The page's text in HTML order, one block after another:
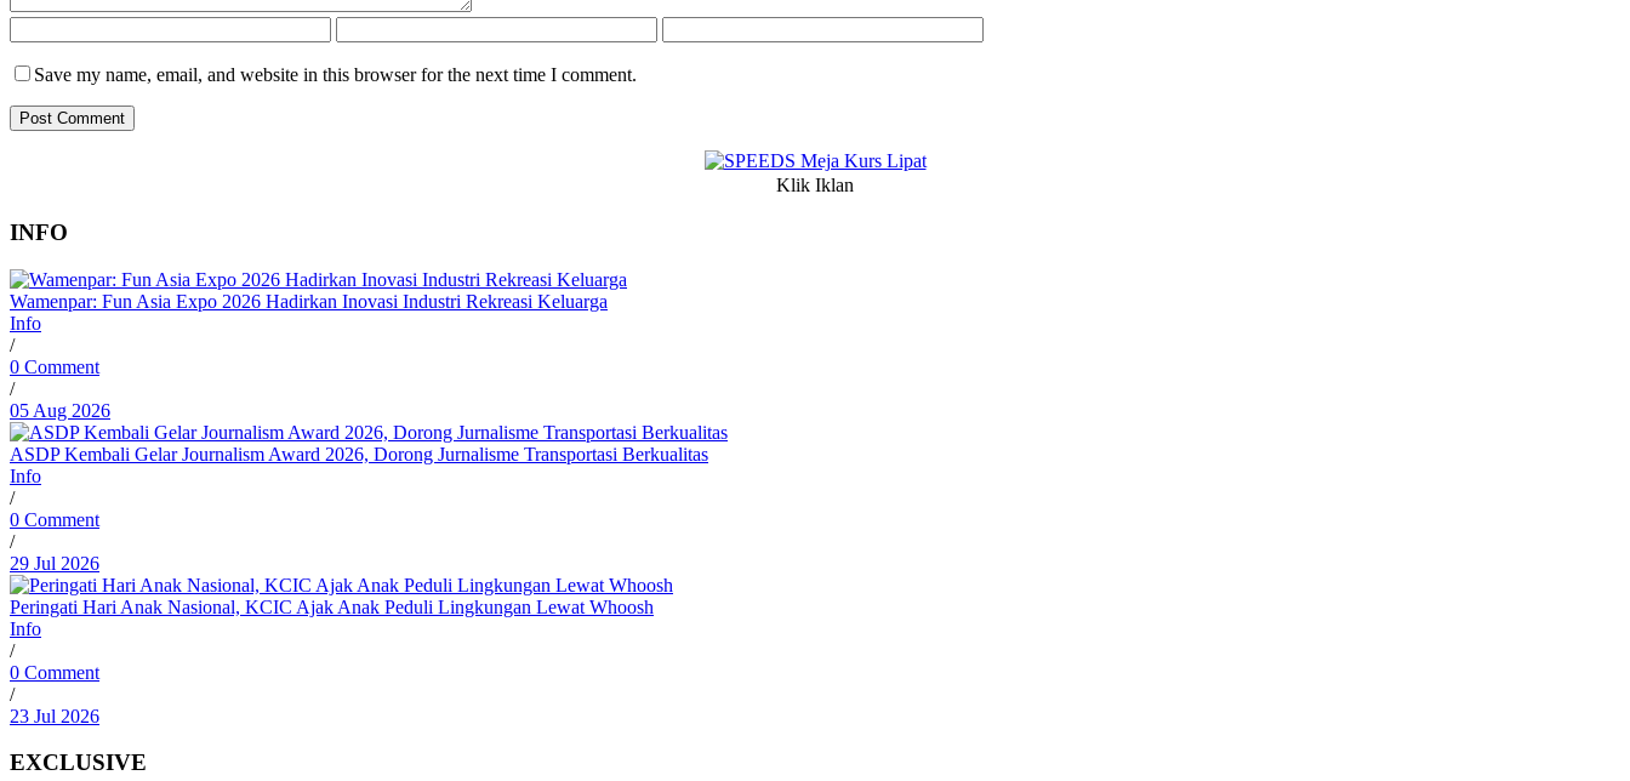
Save my name, email, and website in this browser for the next time I comment.
Klik Iklan
INFO
Wamenpar: Fun Asia Expo 2026 Hadirkan Inovasi Industri Rekreasi Keluarga
Info
/
0 Comment
/
05 Aug 2026
ASDP Kembali Gelar Journalism Award 2026, Dorong Jurnalisme Transportasi Berkualitas
Info
/
0 Comment
/
29 Jul 2026
Peringati Hari Anak Nasional, KCIC Ajak Anak Peduli Lingkungan Lewat Whoosh
Info
/
0 Comment
/
23 Jul 2026
EXCLUSIVE